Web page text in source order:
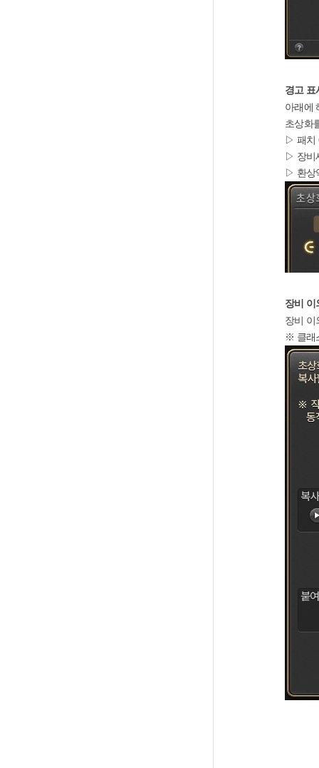
경고 표
아래에
초상화
▷ 패치
▷ 장비
▷ 환상
장비 이
장비 이
※ 클래